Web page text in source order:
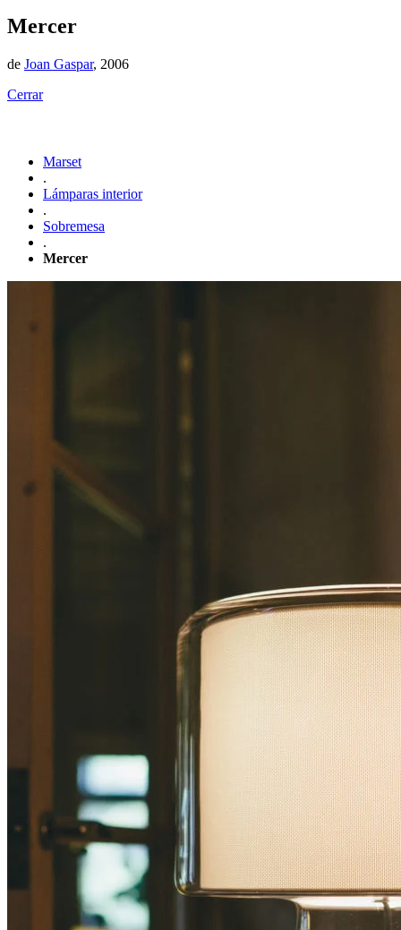
Mercer
de Joan Gaspar, 2006
Cerrar
Marset
.
Lámparas interior
.
Sobremesa
.
Mercer